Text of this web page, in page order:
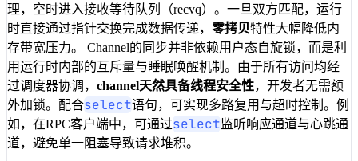
理，空时进入接收等待队列（recvq）。一旦双方匹配，运行
时直接通过指针交换完成数据传递， 零拷贝特性大幅降低内
存带宽压力。 Channel的同步并非依赖用户态自旋锁，而是利
用运行时内部的互斥量与睡眠唤醒机制。由于所有访问均经
过调度器协调， channel天然具备线程安全性，开发者无需额
外加锁。配合select语句，可实现多路复用与超时控制。例
如，在RPC客户端中，可通过select监听响应通道与心跳通
道，避免单一阻塞导致请求堆积。